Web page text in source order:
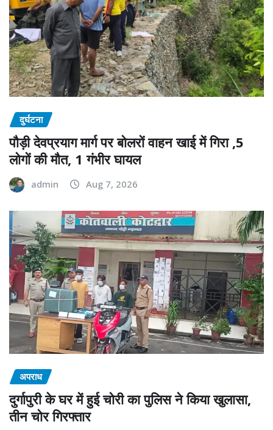
दुर्घटना
पौड़ी देवप्रयाग मार्ग पर बोलरों वाहन खाई में गिरा ,5
लोगों की मौत, 1 गंभीर घायल
admin Aug 7, 2026
अपराध
दुर्गापुरी के घर में हुई चोरी का पुलिस ने किया खुलासा,
तीन चोर गिरफ्तार